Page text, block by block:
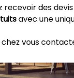
recevoir des
avec une
vous